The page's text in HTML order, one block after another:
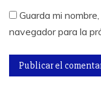
Guarda mi
navegador para la